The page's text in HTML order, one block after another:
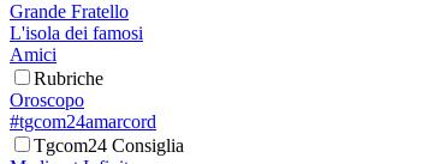
Grande Fratello
L'isola dei famosi
Amici
Rubriche
Oroscopo
#tgcom24amarcord
Tgcom24 Consiglia